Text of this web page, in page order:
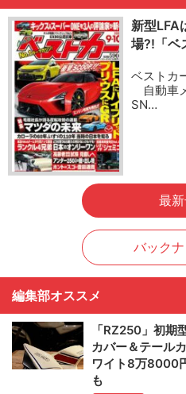
新型LFA
場?!「ベ
ベストカ
自動車
SN…
最
バック
編集部オススメ
「RZ250」初期
カバー＆テール
ワイト8万8000
も